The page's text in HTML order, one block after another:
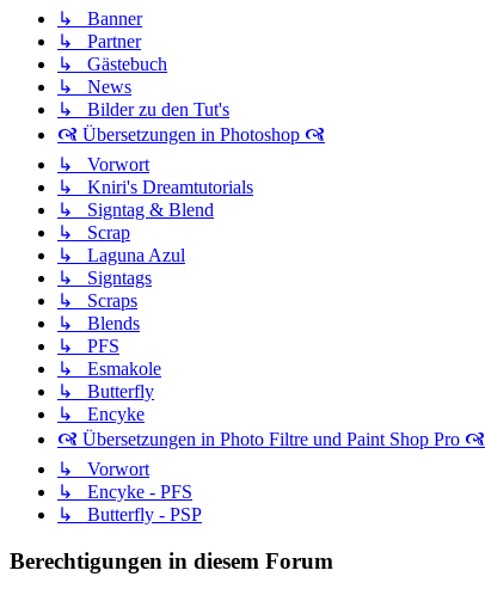
↳ Banner
↳ Partner
↳ Gästebuch
↳ News
↳ Bilder zu den Tut's
🙧 Übersetzungen in Photoshop 🙧
↳ Vorwort
↳ Kniri's Dreamtutorials
↳ Signtag & Blend
↳ Scrap
↳ Laguna Azul
↳ Signtags
↳ Scraps
↳ Blends
↳ PFS
↳ Esmakole
↳ Butterfly
↳ Encyke
🙧 Übersetzungen in Photo Filtre und Paint Shop Pro 🙧
↳ Vorwort
↳ Encyke - PFS
↳ Butterfly - PSP
Berechtigungen in diesem Forum